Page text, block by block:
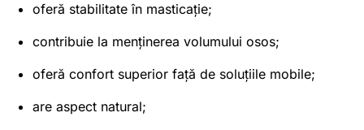
oferă stabilitate în masticație;
contribuie la menținerea volumului osos;
oferă confort superior față de soluțiile mobile;
are aspect natural;